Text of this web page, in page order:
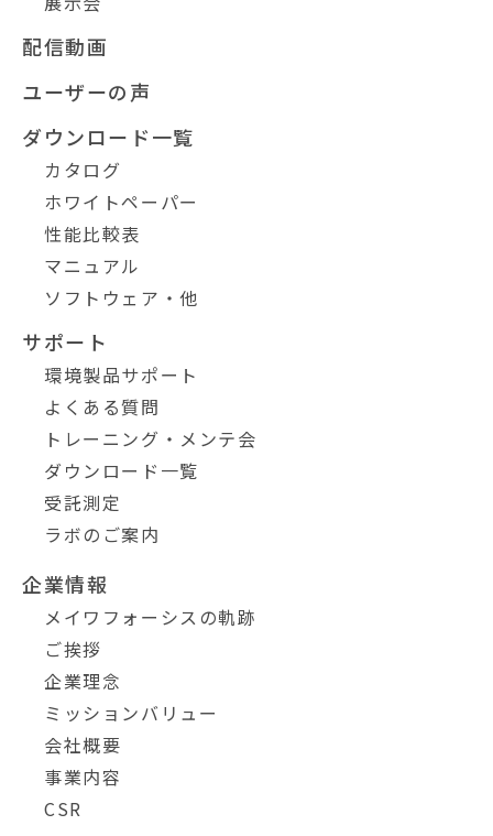
配信動画
ユーザーの声
ダウンロード一覧
カタログ
ホワイトペーパー
性能比較表
マニュアル
ソフトウェア・他
サポート
環境製品サポート
よくある質問
トレーニング・メンテ会
ダウンロード一覧
受託測定
ラボのご案内
企業情報
メイワフォーシスの軌跡
ご挨拶
企業理念
ミッションバリュー
会社概要
事業内容
CSR